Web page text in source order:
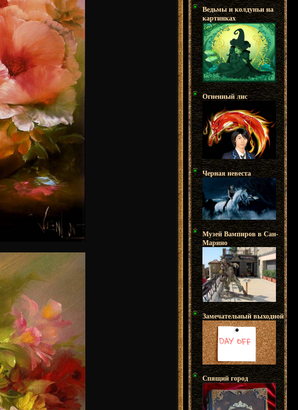
Ведьмы и колдуньи на
картинках
Огненный лис
Черная невеста
Музей Вампиров в Сан-
Марино
Замечательный выходной
Спящий город